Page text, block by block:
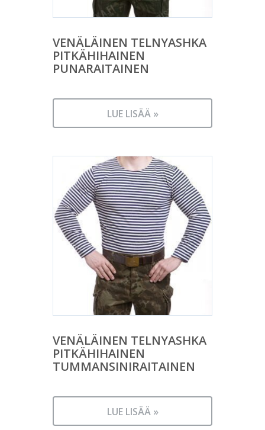
VENÄLÄINEN TELNYASHKA
PITKÄHIHAINEN
PUNARAITAINEN
LUE LISÄÄ »
VENÄLÄINEN TELNYASHKA
PITKÄHIHAINEN
TUMMANSINIRAITAINEN
LUE LISÄÄ »